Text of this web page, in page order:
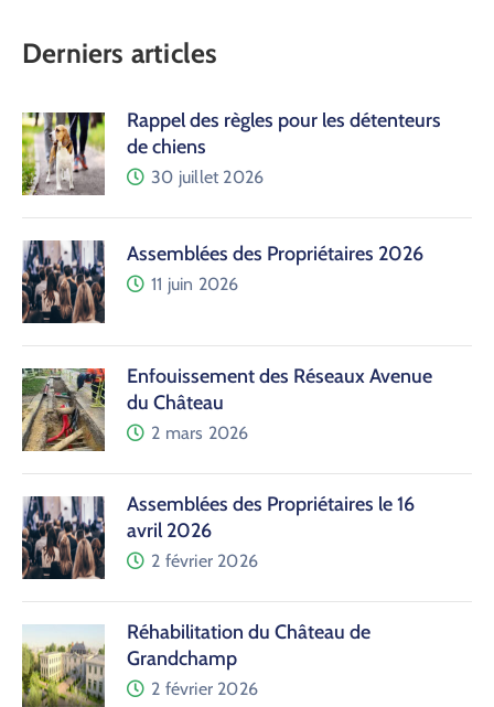
Derniers articles
Rappel des règles pour les détenteurs
de chiens
30 juillet 2026
Assemblées des Propriétaires 2026
11 juin 2026
Enfouissement des Réseaux Avenue
du Château
2 mars 2026
Assemblées des Propriétaires le 16
avril 2026
2 février 2026
Réhabilitation du Château de
Grandchamp
2 février 2026